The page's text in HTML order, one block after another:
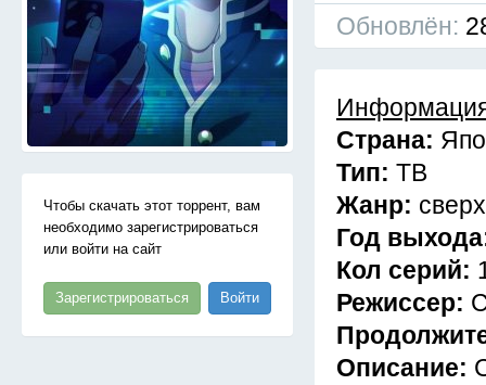
Чтобы скачать этот торрент, вам
необходимо зарегистрироваться
или войти на сайт
Зарегистрироваться Войти
Обновлён:
Страна:
Тип: ТВ
Жанр:
Год
Кол серий:
Режиссер:
Описание: